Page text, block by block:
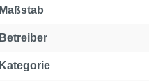
Maßstab
Betreiber
Kategorie